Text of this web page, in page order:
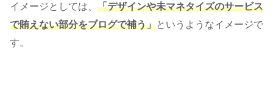
イメージとしては、 「デザインや未マネタイズのサービス
で賄えない部分をブログで補う」というようなイメージで
す。